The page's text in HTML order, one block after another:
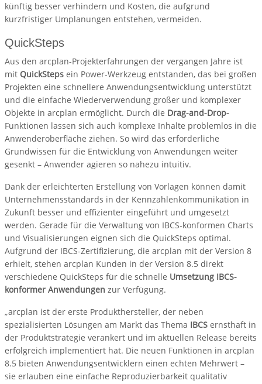
künftig besser verhindern und Kosten, die aufgrund
kurzfristiger Umplanungen entstehen, vermeiden.
QuickSteps
Aus den arcplan-Projekterfahrungen der vergangen Jahre ist
mit QuickSteps ein Power-Werkzeug entstanden, das bei großen
Projekten eine schnellere Anwendungsentwicklung unterstützt
und die einfache Wiederverwendung großer und komplexer
Objekte in arcplan ermöglicht. Durch die Drag-and-Drop-
Funktionen lassen sich auch komplexe Inhalte problemlos in die
Anwenderoberfläche ziehen. So wird das erforderliche
Grundwissen für die Entwicklung von Anwendungen weiter
gesenkt – Anwender agieren so nahezu intuitiv.
Dank der erleichterten Erstellung von Vorlagen können damit
Unternehmensstandards in der Kennzahlenkommunikation in
Zukunft besser und effizienter eingeführt und umgesetzt
werden. Gerade für die Verwaltung von IBCS-konformen Charts
und Visualisierungen eignen sich die QuickSteps optimal.
Aufgrund der IBCS-Zertifizierung, die arcplan mit der Version 8
erhielt, stehen arcplan Kunden in der Version 8.5 direkt
verschiedene QuickSteps für die schnelle Umsetzung IBCS-
konformer Anwendungen zur Verfügung.
„arcplan ist der erste Produkthersteller, der neben
spezialisierten Lösungen am Markt das Thema IBCS ernsthaft in
der Produktstrategie verankert und im aktuellen Release bereits
erfolgreich implementiert hat. Die neuen Funktionen in arcplan
8.5 bieten Anwendungsentwicklern einen echten Mehrwert –
sie erlauben eine einfache Reproduzierbarkeit qualitativ